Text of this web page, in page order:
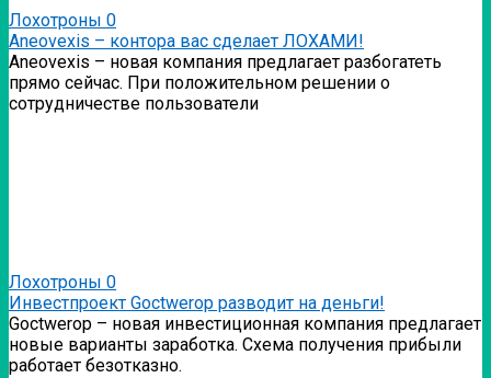
Лохотроны 0
Аneovexis – контора вас сделает ЛОХАМИ!
Аneovexis – новая компания предлагает разбогатеть
прямо сейчас. При положительном решении о
сотрудничестве пользователи
Лохотроны 0
Инвестпроект Goctwerop разводит на деньги!
Goctwerop – новая инвестиционная компания предлагает
новые варианты заработка. Схема получения прибыли
работает безотказно.